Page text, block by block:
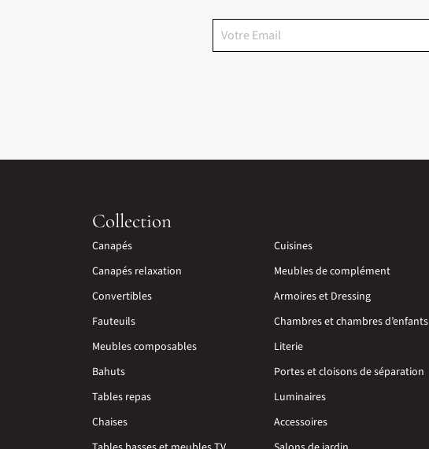
Collection
Canapés
Canapés relaxation
Convertibles
Fauteuils
Meubles composables
Bahuts
Tables repas
Chaises
Cuisines
Meubles de complément
Armoires et Dressing
Chambres et chambres d’enfants
Literie
Portes et cloisons de séparation
Luminaires
Accessoires